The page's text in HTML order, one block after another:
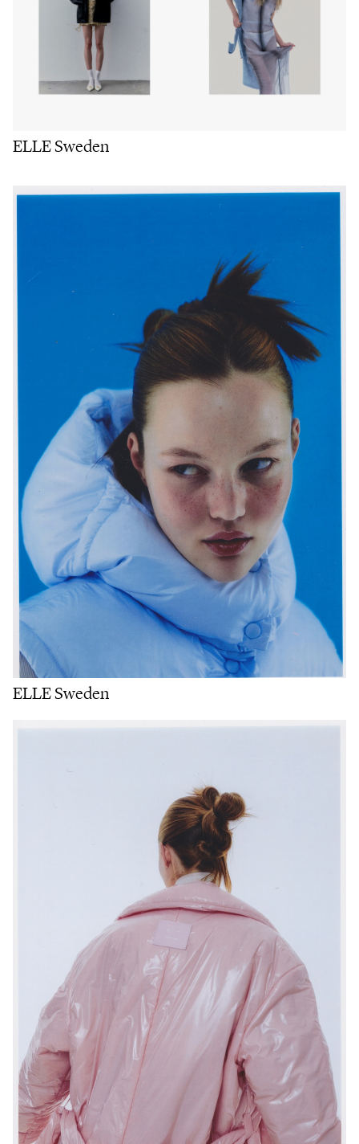
ELLE Sweden
ELLE Sweden